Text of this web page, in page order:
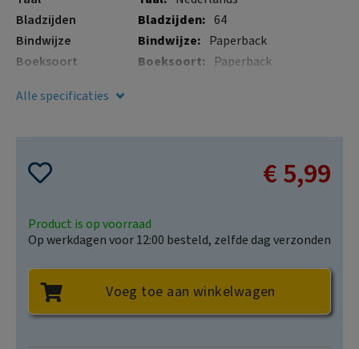
Bladzijden
64
Bindwijze
Paperback
Boeksoort
Paperback
Verschijningsdatum
Alle specificaties
€ 5,99
Product is op voorraad
Op werkdagen voor 12:00 besteld, zelfde dag verzonden
Voeg toe aan winkelwagen